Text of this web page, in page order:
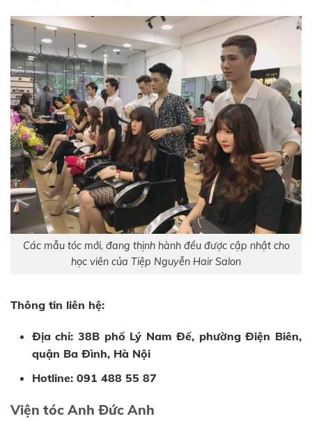
Các mẫu tóc mới, đang thịnh hành đều được cập nhật cho
học viên của Tiệp Nguyễn Hair Salon
Thông tin liên hệ:
Địa chỉ: 38B phố Lý Nam Đế, phường Điện Biên,
quận Ba Đình, Hà Nội
Hotline: 091 488 55 87
Viện tóc Anh Đức Anh